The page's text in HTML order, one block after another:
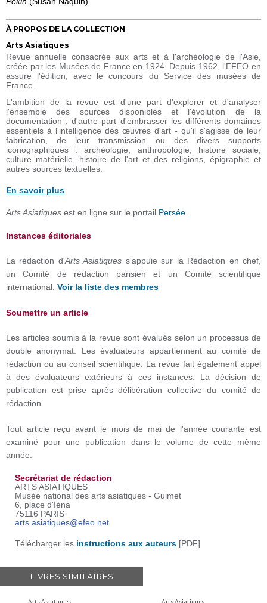
À PROPOS DE LA COLLECTION
Arts Asiatiques
Revue annuelle consacrée aux arts et à l'archéologie de l'Asie,
créée par les Musées de France en 1924. Depuis 1962, l'EFEO en
assure l'édition, avec le concours du Service des musées de
France.
L'ambition de la revue est d'une part d'explorer et d'analyser
l'ensemble des sources disponibles et l'évolution de la
documentation ; d'autre part d'embrasser les différents domaines
essentiels à l'intelligence des œuvres d'art - qu'il s'agisse de leur
fabrication, de leur transmission ou des divers supports
iconographiques : archéologie, anthropologie, histoire sociale,
culture matérielle, histoire de l'art et des religions, épigraphie et
autres sources textuelles.
En savoir plus
Arts Asiatiques est en ligne sur le portail Persée
Instances éditoriales
La rédaction d'Arts Asiatiques s'appuie sur la Rédaction en chef,
un Comité de rédaction parisien et un Comité scientifique
international. Voir la liste des membres
Soumettre un article
Les articles soumis à la revue sont évalués selon un processus de
double anonymat. Les évaluateurs appartiennent au comité de
rédaction ou au conseil scientifique. La revue fait également appel
à des évaluateurs extérieurs à ces instances. La décision de
publication est prise après délibération collective du comité de
rédaction.
Tout article reçu avant le mois de mai de l'année courante est
examiné pour une publication dans le volume de cette même
année.
Secrétariat de rédaction
ARTS ASIATIQUES
Musée national des arts asiatiques - Guimet
6, place d'Iéna
75116 PARIS
arts.asiatiques@efeo.net
​Télécharger les instructions aux auteurs [PDF]
LIVRES SIMILAIRES